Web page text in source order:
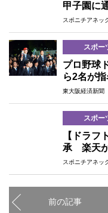
甲子園に
スポニチアネ
スポー
プロ野球
ら2名が指
東大阪経済新
スポー
【ドラフ
承 楽天が
スポニチアネ
前の記事